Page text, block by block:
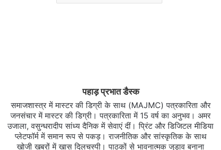
पहाड़ प्रभात डैस्क
समाजशास्त्र में मास्टर की डिग्री के साथ (MAJMC) पत्रकारिता और
जनसंचार में मास्टर की डिग्री। पत्रकारिता में 15 वर्ष का अनुभव। अमर
उजाला, वसुन्धरादीप सांध्य दैनिक में सेवाएं दीं। प्रिंट और डिजिटल मीडिया
प्लेटफॉर्म में समान रूप से पकड़। राजनीतिक और सांस्कृतिक के साथ
खोजी खबरों में खास दिलचस्‍पी। पाठकों से भावनात्मक जुड़ाव बनाना